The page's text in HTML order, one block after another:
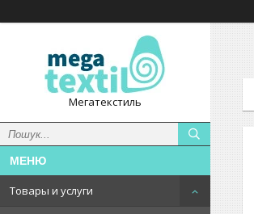
Мегатекстиль
Товары и услуги